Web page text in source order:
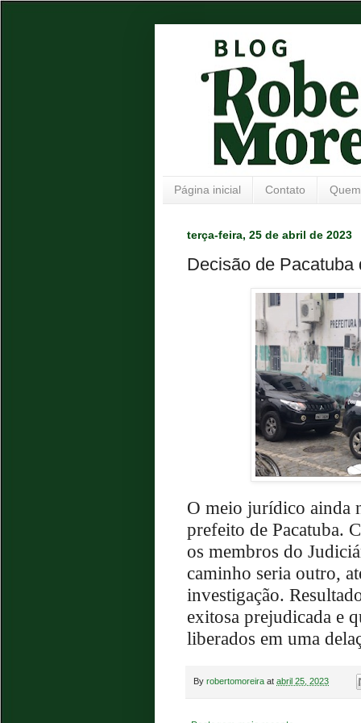
Página inicial Contato
terça-feira, 25 de abril de 2023
Decisão de
O meio jurídico ainda
prefeito de Pacatuba.
os membros do
caminho seria outro,
investigação.
exitosa prejudicada e
liberados em uma
By robertomoreira at abril 25, 2023